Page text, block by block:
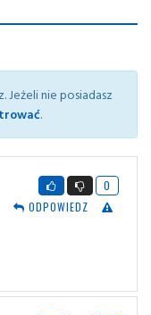
Jeżeli nie posiadasz
.
0
ODPOWIEDZ